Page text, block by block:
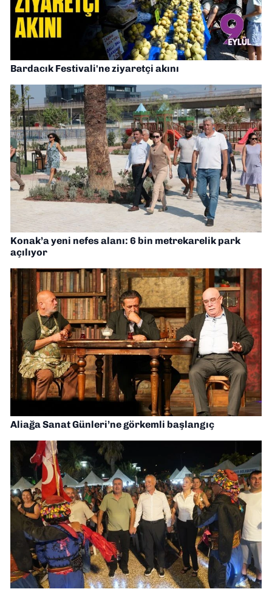
Bardacık Festivali'ne ziyaretçi akını
Konak’a yeni nefes alanı: 6 bin metrekarelik park
açılıyor
Aliağa Sanat Günleri’ne görkemli başlangıç